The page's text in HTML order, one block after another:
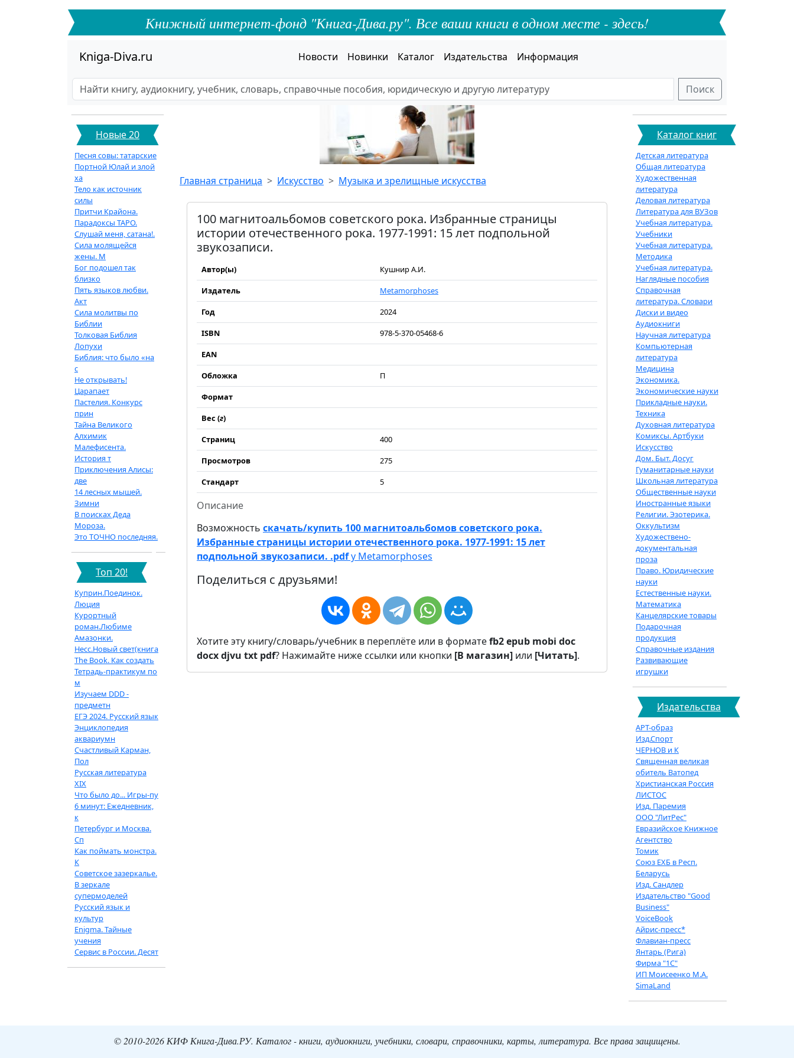
Книжный интернет-фонд "Книга-Дива.ру". Все ваши книги в одном месте - здесь!
Kniga-Diva.ru Новости Новинки Каталог Издательства Информация
Поиск
Новые 20
Песня совы: татарские
Портной Юлай и злой
ха
Тело как источник
силы
Притчи Крайона.
Парадоксы ТАРО.
Слушай меня, сатана!.
Сила молящейся
жены. М
Бог подошел так
близко
Пять языков любви.
Акт
Сила молитвы по
Библии
Толковая Библия
Лопухи
Библия: что было «на
с
Не открывать!
Царапает
Пастелия. Конкурс
прин
Тайна Великого
Алхимик
Малефисента.
История т
Приключения Алисы:
две
14 лесных мышей.
Зимни
В поисках Деда
Мороза.
Это ТОЧНО последняя.
Топ 20!
Куприн.Поединок.
Люция
Курортный
роман.Любиме
Амазонки.
Несс.Новый свет(книга
The Book. Как создать
Тетрадь-практикум по
м
Изучаем DDD -
предметн
ЕГЭ 2024. Русский язык
Энциклопедия
аквариумн
Счастливый Карман,
Пол
Русская литература
XIX
Что было до... Игры-пу
6 минут: Ежедневник,
к
Петербург и Москва.
Сп
Как поймать монстра.
К
Советское зазеркалье.
В зеркале
супермоделей
Русский язык и
культур
Enigma. Тайные
учения
Сервис в России. Десят
Главная страница Искусство Музыка и зрелищные искусства
100 магнитоальбомов советского рока. Избранные страницы
истории отечественного рока. 1977-1991: 15 лет подпольной
звукозаписи.
Автор(ы)
Кушнир А.И.
Издатель
Metamorphoses
Год
2024
ISBN
978-5-370-05468-6
EAN
Обложка
П
Формат
Вес (г)
Страниц
400
Просмотров
275
Стандарт
5
Описание
Возможность скачать/купить 100 магнитоальбомов советского рока.
Избранные страницы истории отечественного рока. 1977-1991: 15 лет
подпольной звукозаписи. .pdfу Metamorphoses
Поделиться с друзьями!
Хотите эту книгу/словарь/учебник в переплёте или в форматеfb2epub mobi doc
docxdjvu txt pdf? Нажимайте ниже ссылки или кнопки [В магазин] или [Читать].
Каталог книг
Детская литература
Общая литература
Художественная
литература
Деловая литература
Литература для ВУЗов
Учебная литература.
Учебники
Учебная литература.
Методика
Учебная литература.
Наглядные пособия
Справочная
литература. Словари
Диски и видео
Аудиокниги
Научная литература
Компьютерная
литература
Медицина
Экономика.
Экономические науки
Прикладные науки.
Техника
Духовная литература
Комиксы. Артбуки
Искусство
Дом. Быт. Досуг
Гуманитарные науки
Школьная литература
Общественные науки
Иностранные языки
Религии. Эзотерика.
Оккультизм
Художествено-
документальная
проза
Право. Юридические
науки
Естественные науки.
Математика
Канцелярские товары
Подарочная
продукция
Справочные издания
Развивающие
игрушки
Издательства
АРТ-образ
Изд.Спорт
ЧЕРНОВ и К
Священная великая
обитель Ватопед
Христианская Россия
ЛИСТОС
Изд. Паремия
ООО "ЛитРес"
Евразийское Книжное
Агентство
Томик
Союз ЕХБ в Респ.
Беларусь
Изд. Сандлер
Издательство "Good
Business"
VoiceBook
Айрис-пресс*
Флавиан-пресс
Янтарь (Рига)
Фирма "1С"
ИП Моисеенко М.А.
SimaLand
© 2010-2026 КИФ Книга-Дива.РУ. Каталог - книги, аудиокниги, учебники, словари, справочники, карты, литература. Все права защищены.